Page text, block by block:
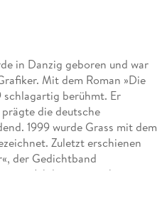
in Danzig geboren und war
Mit dem Roman »Die
schlagartig berühmt. Er
die deutsche
1999 wurde Grass mit dem
Zuletzt erschienen
der Gedichtband
Jubiläumsausgabe seines